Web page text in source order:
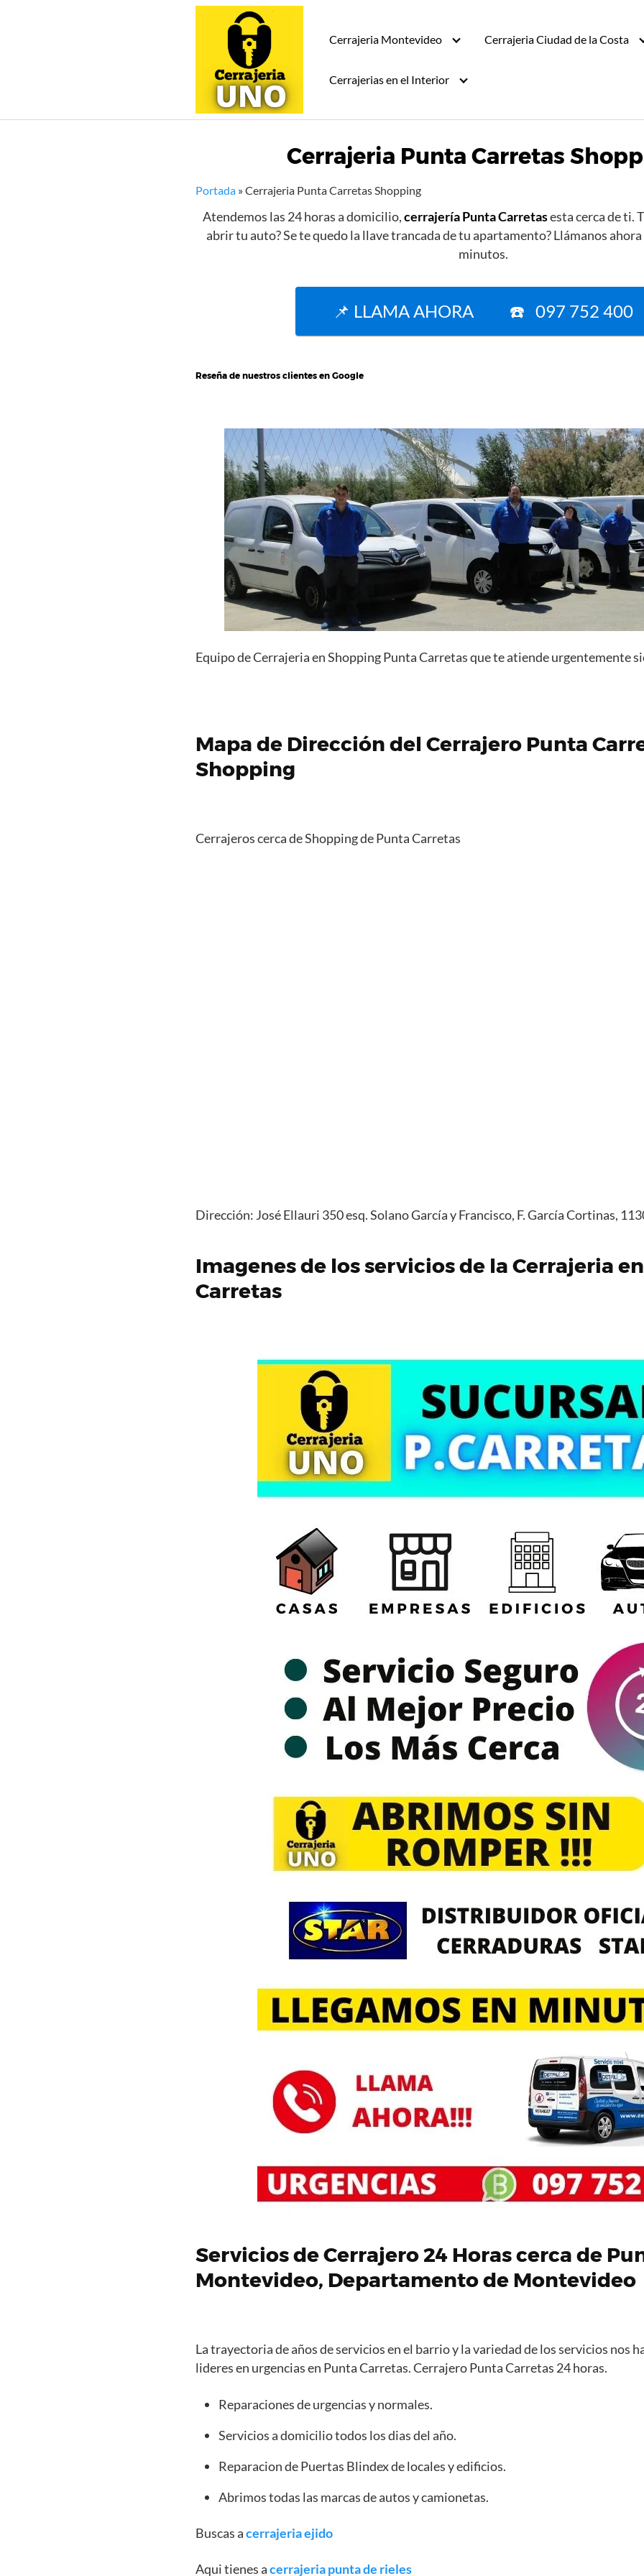
Cerrajeria Montevideo Cerrajeria Ciudad de la Costa
Cerrajerias en el Interior
Cerrajeria Punta Carretas
Portada »Cerrajeria Punta Carretas Shopping
Atendemos las 24 horas a domicilio,cerrajería Punta Carretasesta cerca de ti.
abrir tu auto? Se te quedo la llave trancada de tu apartamento? Llámanos
minutos.
📌 LLAMA AHORA ☎️ 097 752 400
Reseña de nuestros clientes en Google
Equipo de Cerrajeria en Shopping Punta Carretas que te atiende urgentemente
Mapa de Dirección del Cerrajero Punta
Shopping
Cerrajeros cerca de Shopping de Punta Carretas
Dirección: José Ellauri 350 esq. Solano García y Francisco, F. García Cortinas,
Imagenes de los servicios de la Cerrajeria
Carretas
Servicios de Cerrajero 24 Horas cerca de
Montevideo, Departamento de Montevideo
La trayectoria de años de servicios en el barrio y la variedad de los servicios nos
lideres en urgencias en Punta Carretas. Cerrajero Punta Carretas 24 horas.
Reparaciones de urgencias y normales.
Servicios a domicilio todos los dias del año.
Reparacion de Puertas Blindex de locales y edificios.
Abrimos todas las marcas de autos y camionetas.
Buscas acerrajeria ejido
Aqui tienes acerrajeria punta de rieles